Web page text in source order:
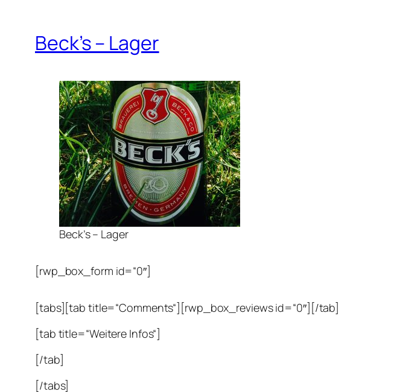
Beck’s – Lager
Beck’s – Lager
[rwp_box_form id=“0″]
[tabs][tab title=“Comments“][rwp_box_reviews id=“0″][/tab]
[tab title=“Weitere Infos“]
[/tab]
[/tabs]